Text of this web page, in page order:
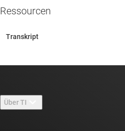
Ressourcen
Über TI